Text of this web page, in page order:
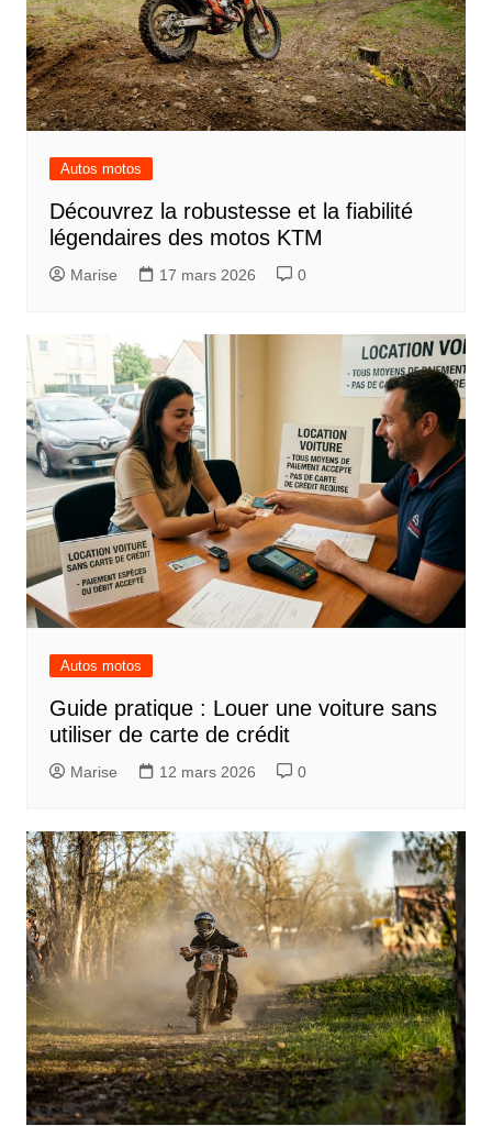
Autos motos
Découvrez la robustesse et la fiabilité
légendaires des motos KTM
Marise 17 mars 2026 0
Autos motos
Guide pratique : Louer une voiture sans
utiliser de carte de crédit
Marise 12 mars 2026 0